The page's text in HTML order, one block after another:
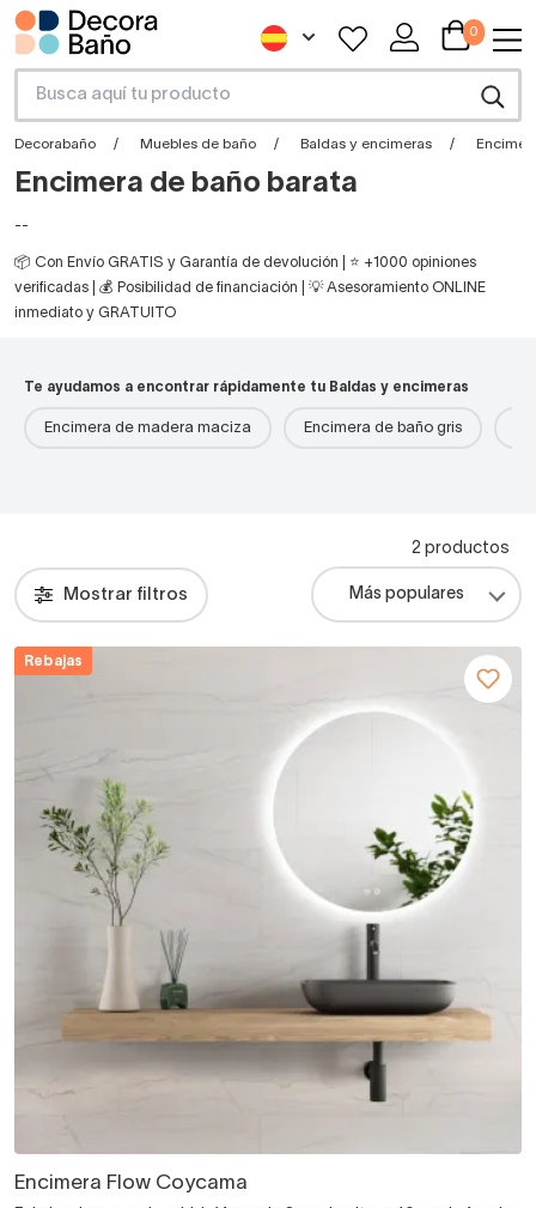
0
Decorabaño Muebles de baño Baldas y encimeras
Encimera de baño barata
--
📦 Con Envío GRATIS y Garantía de devolución | ⭐ +1000 opiniones
verificadas | 💰 Posibilidad de financiación | 💡 Asesoramiento ONLINE
inmediato y GRATUITO
Te ayudamos a encontrar rápidamente tu Baldas y encimeras
Encimera de madera maciza Encimera de baño gris
Mostrar filtros
2 productos
Rebajas
Encimera Flow Coycama